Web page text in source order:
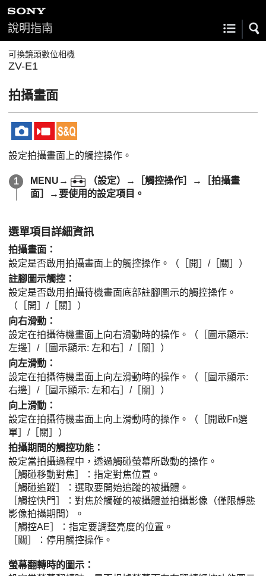
說明指南
可換鏡頭數位相機
ZV-E1
拍攝畫面
設定拍攝畫面上的觸控操作。
MENU → （設定）→ ［觸控操作］ →
［拍攝畫
面］
→要使用的設定項目。
選單項目詳細資訊
拍攝畫面 ：
設定是否啟用拍攝畫面上的觸控操作。（ ［開］ /［關］ ）
註腳圖示觸控 ：
設定是否啟用拍攝待機畫面底部註腳圖示的觸控操作。
（ ［開］ /［關］ ）
向右滑動 ：
設定在拍攝待機畫面上向右滑動時的操作。（ ［圖示顯示:
左邊］ /［圖示顯示: 左和右］ /［關］ ）
向左滑動 ：
設定在拍攝待機畫面上向左滑動時的操作。（ ［圖示顯示:
右邊］ /［圖示顯示: 左和右］ /［關］ ）
向上滑動 ：
設定在拍攝待機畫面上向上滑動時的操作。（ ［開啟Fn選
單］ /［關］ ）
拍攝期間的觸控功能 ：
設定當拍攝過程中，透過觸碰螢幕所啟動的操作。
［觸碰移動對焦］
：指定對焦位置。
［觸碰追蹤］
：選取要開始追蹤的被攝體。
［觸控快門］
：對焦於觸碰的被攝體並拍攝影像（僅限靜態
影像拍攝期間）。
［觸控AE］
：指定要調整亮度的位置。
［關］
：停用觸控操作。
螢幕翻轉時的圖示 ：